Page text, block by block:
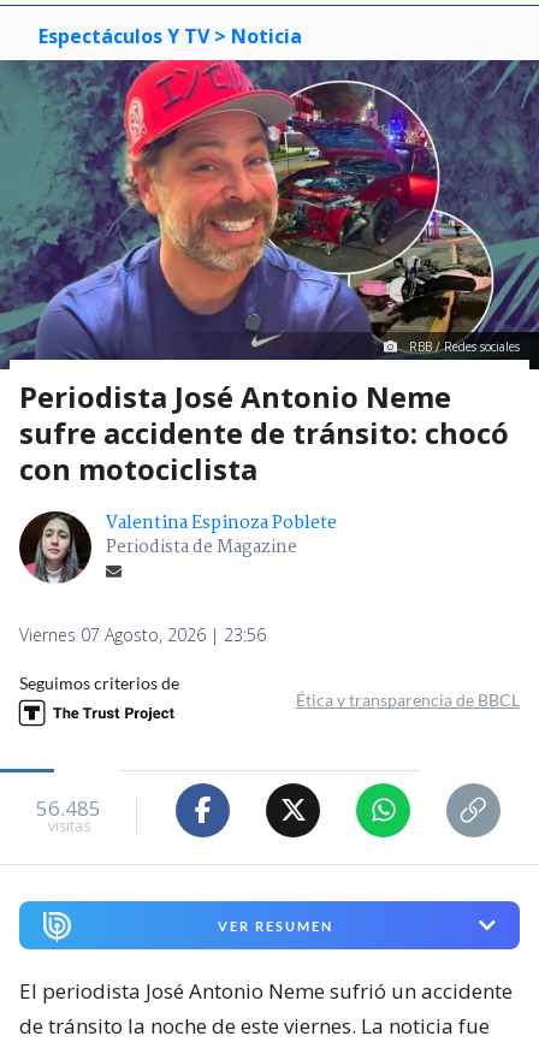
Espectáculos Y TV > Noticia
RBB / Redes sociales
Periodista José Antonio Neme
sufre accidente de tránsito: chocó
con motociclista
Valentina Espinoza Poblete
Periodista de Magazine
Viernes 07 Agosto, 2026 | 23:56
Seguimos criterios de
Ética y transparencia de BBCL
56.485
visitas
VER RESUMEN
El periodista José Antonio Neme sufrió un accidente
de tránsito la noche de este viernes. La noticia fue